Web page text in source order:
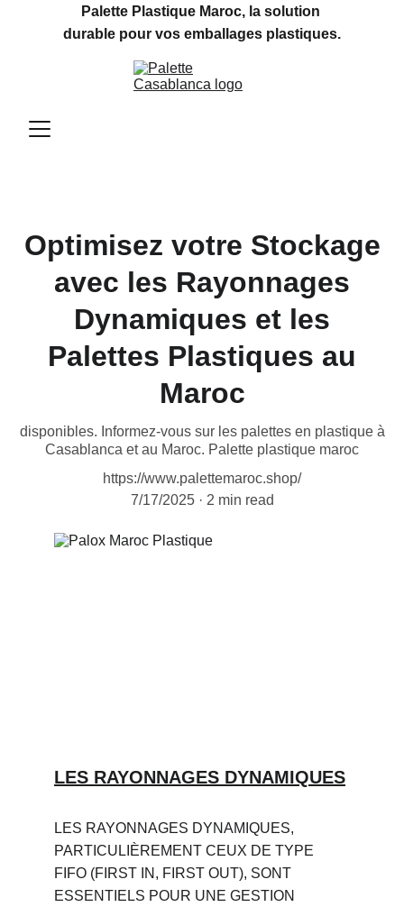
Palette Plastique Maroc, la solution
durable pour vos emballages plastiques.
Optimisez votre Stockage
avec les Rayonnages
Dynamiques et les
Palettes Plastiques au
Maroc
disponibles. Informez-vous sur les palettes en plastique à
Casablanca et au Maroc. Palette plastique maroc
https://www.palettemaroc.shop/
7/17/2025
2 min read
LES RAYONNAGES DYNAMIQUES
LES RAYONNAGES DYNAMIQUES,
PARTICULIÈREMENT CEUX DE TYPE
FIFO (FIRST IN, FIRST OUT), SONT
ESSENTIELS POUR UNE GESTION